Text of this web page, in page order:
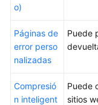
o)
Páginas de
error perso
nalizadas
Puede
Compresió
n inteligent
Puede
sitios